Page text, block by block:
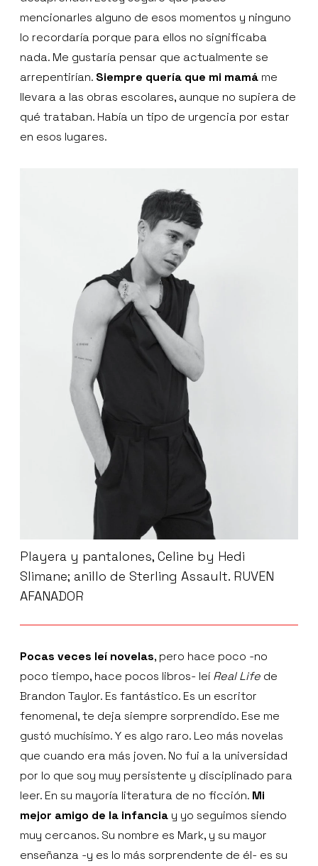
mencionarles alguno de esos momentos y ninguno
lo recordaría porque para ellos no significaba
nada. Me gustaría pensar que actualmente se
arrepentirían. Siempre quería que mi mamá me
llevara a las obras escolares, aunque no supiera de
qué trataban. Había un tipo de urgencia por estar
en esos lugares.
Playera y pantalones, Celine by Hedi
Slimane; anillo de Sterling Assault. RUVEN
AFANADOR
Pocas veces leí novelas, pero hace poco -no
poco tiempo, hace pocos libros- leí Real Life de
Brandon Taylor. Es fantástico. Es un escritor
fenomenal, te deja siempre sorprendido. Ese me
gustó muchísimo. Y es algo raro. Leo más novelas
que cuando era más joven. No fui a la universidad
por lo que soy muy persistente y disciplinado para
leer. En su mayoría literatura de no ficción. Mi
mejor amigo de la infancia y yo seguimos siendo
muy cercanos. Su nombre es Mark, y su mayor
enseñanza -y es lo más sorprendente de él- es su